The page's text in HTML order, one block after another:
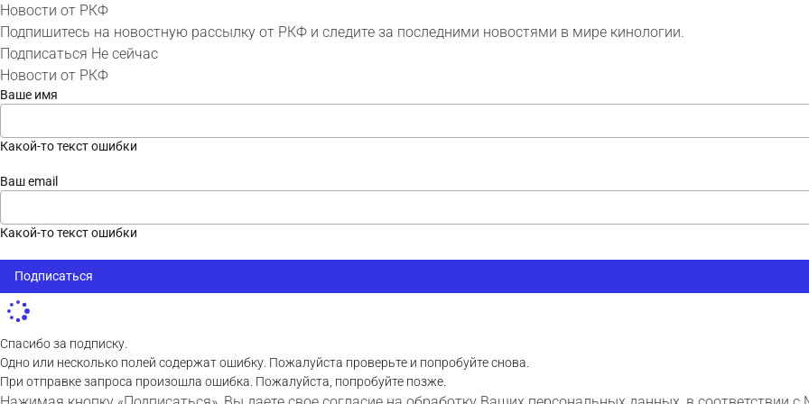
Новости от РКФ
Подпишитесь на новостную рассылку от РКФ и следите за последними новостями в мире кинологии.
Подписаться Не сейчас
Новости от РКФ
Ваше имя
Какой-то текст ошибки
Ваш email
Какой-то текст ошибки
Подписаться
Спасибо за подписку.
Одно или несколько полей содержат ошибку. Пожалуйста проверьте и попробуйте снова.
При отправке запроса произошла ошибка. Пожалуйста, попробуйте позже.